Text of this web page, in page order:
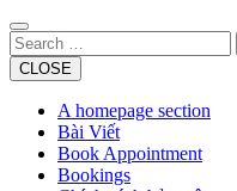
Skip
to
content
CLOSE
A homepage section
Bài Viết
Book Appointment
Bookings